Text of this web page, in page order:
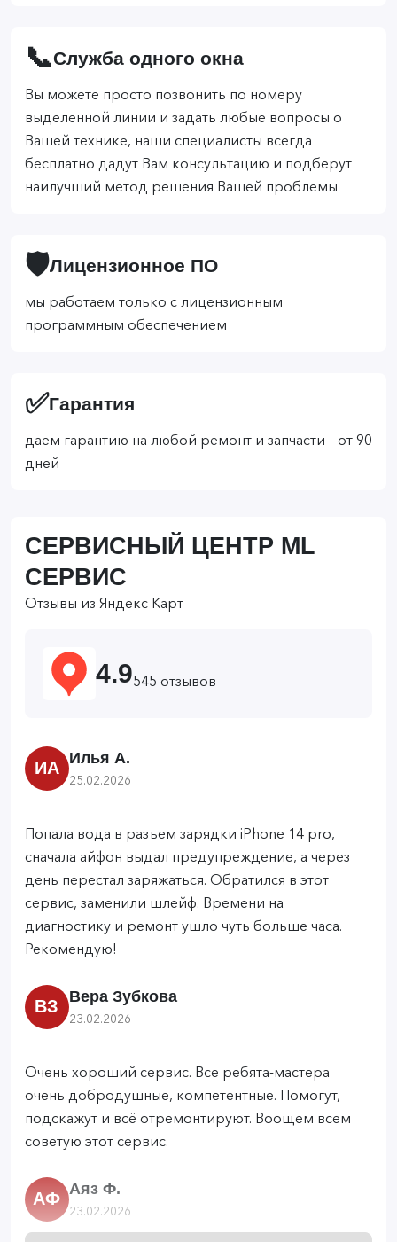
📞Служба одного окна
Вы можете просто позвонить по номеру
выделенной линии и задать любые вопросы о
Вашей технике, наши специалисты всегда
бесплатно дадут Вам консультацию и подберут
наилучший метод решения Вашей проблемы
🛡️Лицензионное ПО
мы работаем только с лицензионным
программным обеспечением
✅Гарантия
даем гарантию на любой ремонт и запчасти – от 90
дней
СЕРВИСНЫЙ ЦЕНТР ML
СЕРВИС
Отзывы из Яндекс Карт
4.9545 отзывов
ИА Илья А.
25.02.2026
Попала вода в разъем зарядки iPhone 14 pro,
сначала айфон выдал предупреждение, а через
день перестал заряжаться. Обратился в этот
сервис, заменили шлейф. Времени на
диагностику и ремонт ушло чуть больше часа.
Рекомендую!
ВЗ Вера Зубкова
23.02.2026
Очень хороший сервис. Все ребята-мастера
очень добродушные, компетентные. Помогут,
подскажут и всё отремонтируют. Воощем всем
советую этот сервис.
АФ Аяз Ф.
23.02.2026